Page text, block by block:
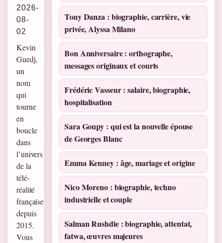
2026-
08-
02
Kevin
Guedj,
un
nom
qui
tourne
en
boucle
dans
l’univers
de la
télé-
réalité
française
depuis
2015.
Vous
Tony Danza : biographie, carrière, vie
privée, Alyssa Milano
Bon Anniversaire : orthographe,
messages originaux et courts
Frédéric Vasseur : salaire, biographie,
hospitalisation
Sara Goupy : qui est la nouvelle épouse
de Georges Blanc
Emma Kenney : âge, mariage et origine
Nico Moreno : biographie, techno
industrielle et couple
Salman Rushdie : biographie, attentat,
fatwa, œuvres majeures